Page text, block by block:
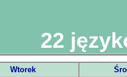
22
Wtorek